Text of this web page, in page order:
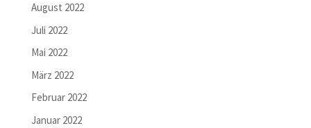
August 2022
Juli 2022
Mai 2022
März 2022
Februar 2022
Januar 2022